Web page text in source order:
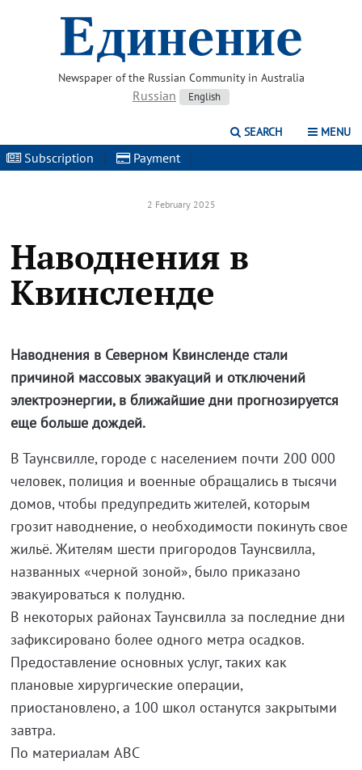
Newspaper of the Russian Community in Australia
Russian English
SEARCH MENU
Subscription | Payment |
2 February 2025
Наводнения в
Квинсленде
Наводнения в Северном Квинсленде стали
причиной массовых эвакуаций и отключений
электроэнергии, в ближайшие дни прогнозируется
еще больше дождей.
В Таунсвилле, городе с населением почти 200 000
человек, полиция и военные обращались в тысячи
домов, чтобы предупредить жителей, которым
грозит наводнение, о необходимости покинуть свое
жильё. Жителям шести пригородов Таунсвилла,
названных «черной зоной», было приказано
эвакуироваться к полудню.
В некоторых районах Таунсвилла за последние дни
зафиксировано более одного метра осадков.
Предоставление основных услуг, таких как
плановые хирургические операции,
приостановлено, а 100 школ останутся закрытыми
завтра.
По материалам ABC